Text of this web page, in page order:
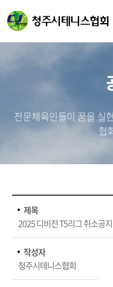
전문체육인들이 꿈을 실
협
제목
2025 디비전 T5리그 취소공지
작성자
청주시테니스협회